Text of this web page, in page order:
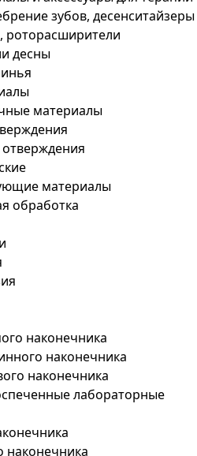
зубов, десенситайзеры
роторасширители
десны
материалы
материалы
обработка
наконечника
наконечника
наконечника
лабораторные
наконечника